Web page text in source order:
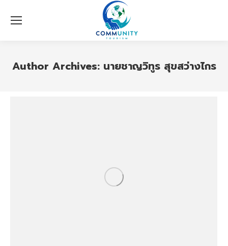
Author Archives: นายชาญวิทูร สุขสว่างไกร